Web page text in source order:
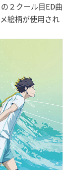
の２クール目ED曲
絵柄が使用され